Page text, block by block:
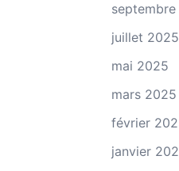
juillet 2025
mai 2025
mars 2025
février
janvier